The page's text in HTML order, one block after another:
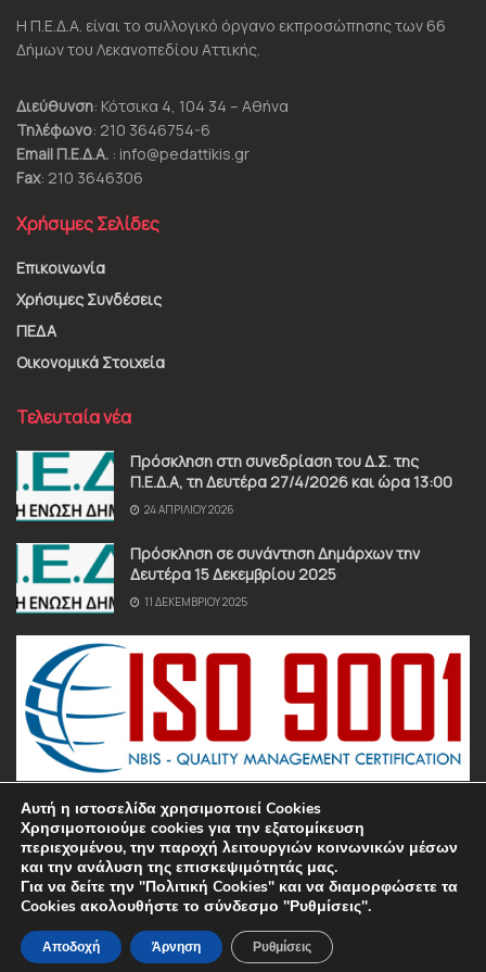
Η Π.Ε.Δ.Α. είναι το συλλογικό όργανο εκπροσώπησης των 66
Δήμων του Λεκανοπεδίου Αττικής.
Διεύθυνση: Κότσικα 4, 104 34 – Αθήνα
Τηλέφωνο: 210 3646754-6
Email Π.Ε.Δ.Α. : info@pedattikis.gr
Fax: 210 3646306
Χρήσιμες Σελίδες
Επικοινωνία
Χρήσιμες Συνδέσεις
ΠΕΔΑ
Οικονομικά Στοιχεία
Τελευταία νέα
Πρόσκληση στη συνεδρίαση του Δ.Σ. της
Π.Ε.Δ.Α, τη Δευτέρα 27/4/2026 και ώρα 13:00
24 ΑΠΡΙΛΊΟΥ 2026
Πρόσκληση σε συνάντηση Δημάρχων την
Δευτέρα 15 Δεκεμβρίου 2025
11 ΔΕΚΕΜΒΡΊΟΥ 2025
Όροι χρήσης Πολιτική Απορρήτου Επικοινωνία
© 2025 Π.Ε.Δ.Α. • All Rights Reserved • Manufactured by Sociality
Managed byREIDDL
Αυτή η ιστοσελίδα χρησιμοποιεί Cookies
Χρησιμοποιούμε cookies για την εξατομίκευση
περιεχομένου, την παροχή λειτουργιών κοινωνικών μέσων
και την ανάλυση της επισκεψιμότητάς μας.
Για να δείτε την "Πολιτική Cookies" και να διαμορφώσετε τα
Cookies ακολουθήστε το σύνδεσμο "Ρυθμίσεις".
Αποδοχή Άρνηση Ρυθμίσεις